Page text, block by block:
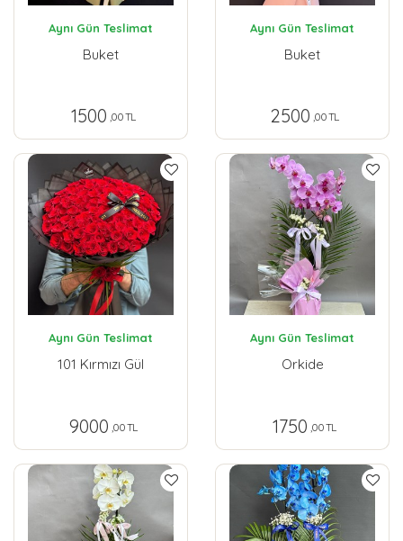
Aynı Gün Teslimat
Buket
1500 ,00 TL
Aynı Gün Teslimat
Buket
2500 ,00 TL
Aynı Gün Teslimat
101 Kırmızı Gül
9000 ,00 TL
Aynı Gün Teslimat
Orkide
1750 ,00 TL